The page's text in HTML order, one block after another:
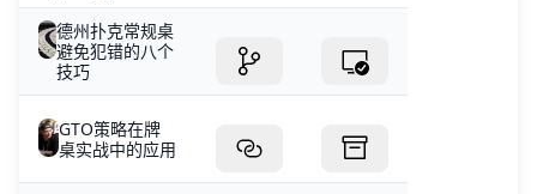
德州扑克常规桌
避免犯错的八个
技巧
GTO策略在牌
桌实战中的应用